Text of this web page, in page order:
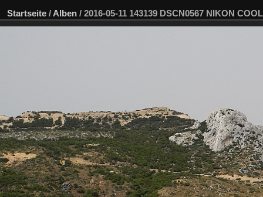
Startseite / Alben / 2016-05-11 143139 DSCN0567 NIKON